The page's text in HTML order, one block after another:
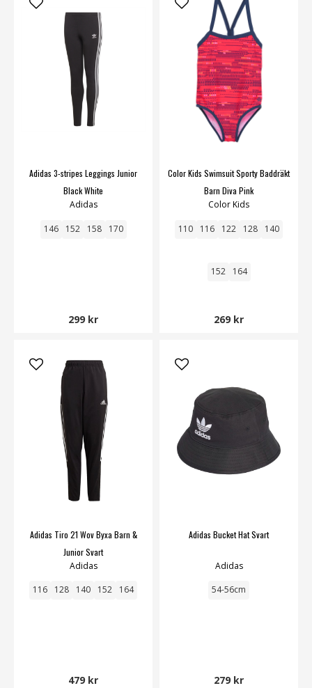
Adidas 3-stripes Leggings Junior
Black White
Adidas
146 152 158 170
299 kr
Color Kids Swimsuit Sporty Baddräkt
Barn Diva Pink
Color Kids
110 116 122 128 140
152 164
269 kr
Adidas Tiro 21 Wov Byxa Barn &
Junior Svart
Adidas
116 128 140 152 164
479 kr
Adidas Bucket Hat Svart
Adidas
54-56cm
279 kr